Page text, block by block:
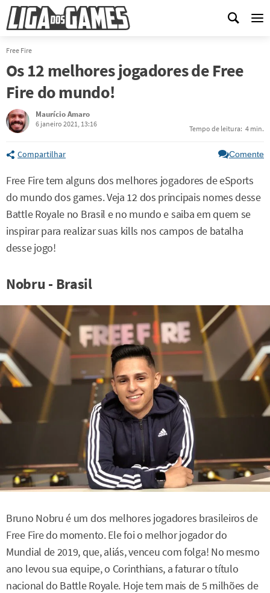
Free Fire
Os 12 melhores jogadores de Free
Fire do mundo!
Maurício Amaro
6 janeiro 2021, 13:16
Tempo de leitura: 4 min.
Compartilhar Comente
Free Fire tem alguns dos melhores jogadores de eSports
do mundo dos games. Veja 12 dos principais nomes desse
Battle Royale no Brasil e no mundo e saiba em quem se
inspirar para realizar suas kills nos campos de batalha
desse jogo!
Nobru - Brasil
Bruno Nobru é um dos melhores jogadores brasileiros de
Free Fire do momento. Ele foi o melhor jogador do
Mundial de 2019, que, aliás, venceu com folga! No mesmo
ano levou sua equipe, o Corinthians, a faturar o título
nacional do Battle Royale. Hoje tem mais de 5 milhões de